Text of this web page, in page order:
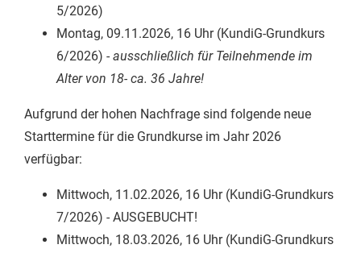
5/2026)
Montag, 09.11.2026, 16 Uhr (KundiG-Grundkurs
6/2026) - ausschließlich für Teilnehmende im
Alter von 18- ca. 36 Jahre!
Aufgrund der hohen Nachfrage sind folgende neue
Starttermine für die Grundkurse im Jahr 2026
verfügbar:
Mittwoch, 11.02.2026, 16 Uhr (KundiG-Grundkurs
7/2026) - AUSGEBUCHT!
Mittwoch, 18.03.2026, 16 Uhr (KundiG-Grundkurs